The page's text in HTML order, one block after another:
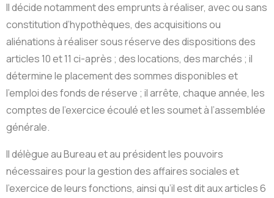
Il décide notamment des emprunts à réaliser, avec ou sans
constitution d’hypothèques, des acquisitions ou
aliénations à réaliser sous réserve des dispositions des
articles 10 et 11 ci-après ; des locations, des marchés ; il
détermine le placement des sommes disponibles et
l’emploi des fonds de réserve ; il arrête, chaque année, les
comptes de l’exercice écoulé et les soumet à l’assemblée
générale.
Il délègue au Bureau et au président les pouvoirs
nécessaires pour la gestion des affaires sociales et
l’exercice de leurs fonctions, ainsi qu’il est dit aux articles 6